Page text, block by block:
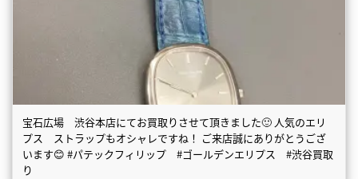
宝石広場 渋谷本店にてお買取りさせて頂きました🙂 人気のエリ
プス ストラップもオシャレですね！ ご来店誠にありがとうござ
います😊 #パテックフィリップ #ゴールデンエリプス #渋谷買取
り